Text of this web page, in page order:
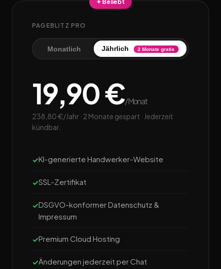
✦ Beliebt
PAGEBLITZ PRO
Monatlich Jährlich 2 Monate gratis
19,90 €/Monat
238,80 €/Jahr · 2 Monate gespart · Jederzeit
kündbar.
KI-generierte Handwerker-Website
SSL-Zertifikat
DSGVO-konformer Datenschutz &
Impressum
Premium Cloud Hosting
Änderungen jederzeit per Chat